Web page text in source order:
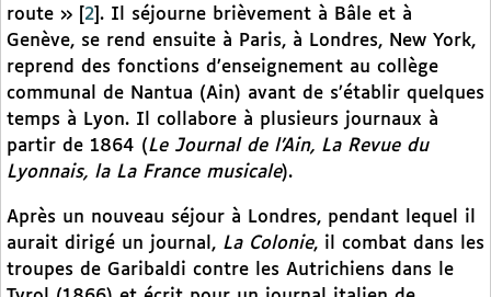
route »
2 . Il séjourne brièvement à Bâle et à
Genève, se rend ensuite à Paris, à Londres, New York,
reprend des fonctions d’enseignement au collège
communal de Nantua (Ain) avant de s’établir quelques
temps à Lyon. Il collabore à plusieurs journaux à
partir de 1864 (Le Journal de l’Ain, La Revue du
Lyonnais, la La France musicale).
Après un nouveau séjour à Londres, pendant lequel il
aurait dirigé un journal, La Colonie, il combat dans les
troupes de Garibaldi contre les Autrichiens dans le